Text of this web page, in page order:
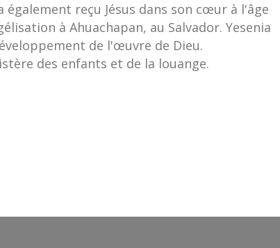
également reçu Jésus dans son cœur à l'âge
à Ahuachapan, au Salvador. Yesenia
de l'œuvre de Dieu.
des enfants et de la louange.